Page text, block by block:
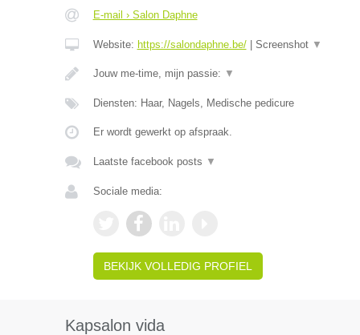
E-mail › Salon Daphne
Website: https://salondaphne.be/| Screenshot ▼
Jouw me-time, mijn passie: ▼
Diensten: Haar, Nagels, Medische pedicure
Er wordt gewerkt op afspraak.
Laatste facebook posts ▼
Sociale media:
BEKIJK VOLLEDIG PROFIEL
Kapsalon vida